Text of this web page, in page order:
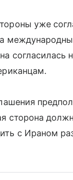
уже
сторона
с Ираном